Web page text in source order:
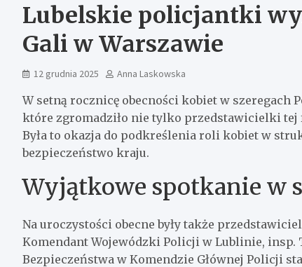
Lubelskie policjantki
Gali w Warszawie
12 grudnia 2025 Anna Laskowska
W setną rocznicę obecności kobiet w
które zgromadziło nie tylko przedstawicielki
Była to okazja do podkreślenia roli kobiet w
bezpieczeństwo kraju.
Wyjątkowe spotkanie w
Na uroczystości obecne były także
Komendant Wojewódzki Policji w Lublinie, insp.
Bezpieczeństwa w Komendzie Głównej Policji